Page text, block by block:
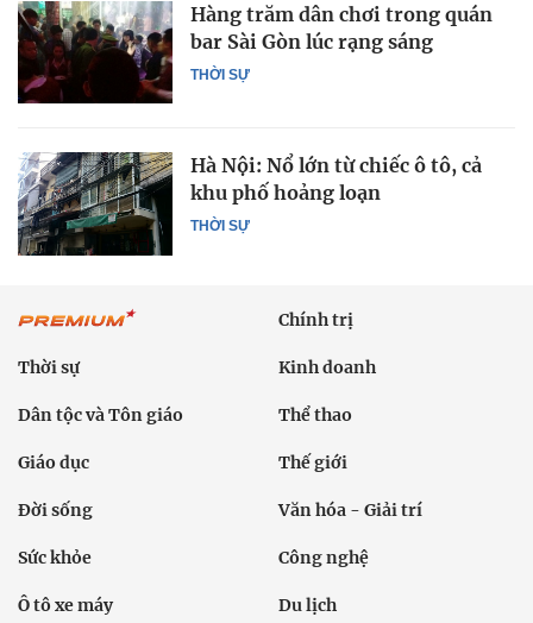
THỜI SỰ
Hàng trăm dân chơi trong quán
bar Sài Gòn lúc rạng sáng
THỜI SỰ
Hà Nội: Nổ lớn từ chiếc ô tô, cả
khu phố hoảng loạn
Chính trị
Thời sự Kinh doanh
Dân tộc và Tôn giáo Thể thao
Giáo dục Thế giới
Đời sống Văn hóa - Giải trí
Sức khỏe Công nghệ
Ô tô xe máy Du lịch